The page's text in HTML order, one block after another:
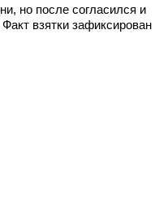
но после согласился и
взятки зафиксирован